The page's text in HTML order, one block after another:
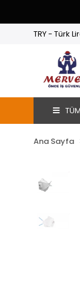
TRY - Türk
Ana Sayfa